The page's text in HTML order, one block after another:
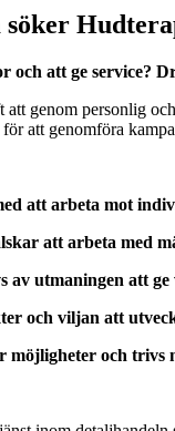
att ge service?
genom personlig
att genomföra
att arbeta mot
att arbeta med
utmaningen att ge
och viljan att
möjligheter och trivs